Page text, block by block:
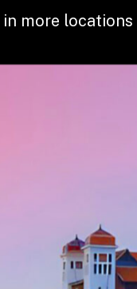
in more locations